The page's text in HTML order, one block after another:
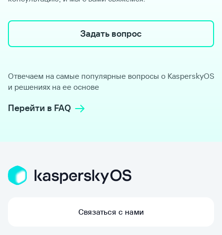
Задать вопрос
Отвечаем на самые популярные вопросы о KasperskyOS
и решениях на ее основе
Перейти в FAQ
Связаться с нами